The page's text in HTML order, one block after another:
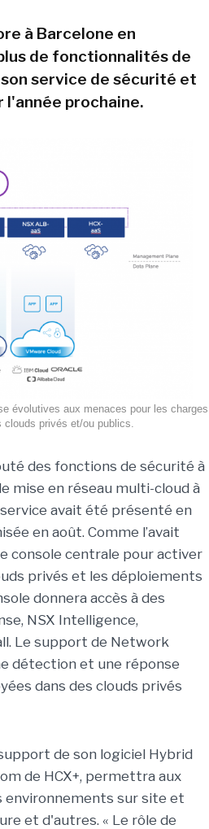
à Barcelone en
de fonctionnalités de
service de sécurité et
l'année prochaine.
évolutives aux menaces pour les charges
clouds privés et/ou publics.
des fonctions de sécurité à
mise en réseau multi-cloud à
avait été présenté en
en août. Comme l’avait
console centrale pour activer
privés et les déploiements
donnera accès à des
NSX Intelligence,
Le support de Network
détection et une réponse
dans des clouds privés
de son logiciel Hybrid
de HCX+, permettra aux
environnements sur site et
et d'autres. « Le rôle de